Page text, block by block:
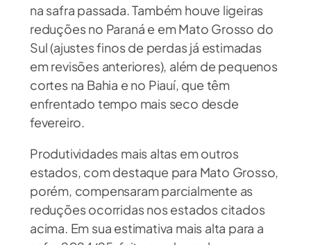
na safra passada. Também houve ligeiras
reduções no Paraná e em Mato Grosso do
Sul (ajustes finos de perdas já estimadas
em revisões anteriores), além de pequenos
cortes na Bahia e no Piauí, que têm
enfrentado tempo mais seco desde
fevereiro.
Produtividades mais altas em outros
estados, com destaque para Mato Grosso,
porém, compensaram parcialmente as
reduções ocorridas nos estados citados
acima. Em sua estimativa mais alta para a